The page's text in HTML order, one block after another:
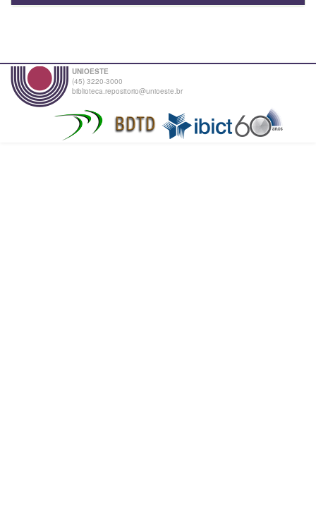
UNIOESTE
(45) 3220-3000
biblioteca.repositorio@unioeste.br